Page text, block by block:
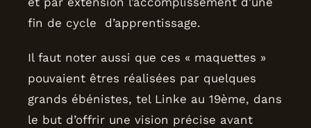
fin de cycle d’apprentissage.
Il faut noter aussi que ces « maquettes »
pouvaient êtres réalisées par quelques
grands ébénistes, tel Linke au 19ème, dans
le but d’offrir une vision précise avant